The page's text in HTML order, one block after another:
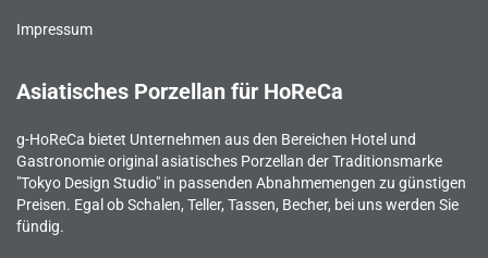
Impressum
Asiatisches Porzellan für HoReCa
g-HoReCa bietet Unternehmen aus den Bereichen Hotel und
Gastronomie original asiatisches Porzellan der Traditionsmarke
"Tokyo Design Studio" in passenden Abnahmemengen zu günstigen
Preisen. Egal ob Schalen, Teller, Tassen, Becher, bei uns werden Sie
fündig.